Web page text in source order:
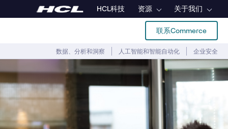
HCL科技 资源 关于我们
联系Commerce
数据、分析和洞察 人工智能和智能自动化 企业安全